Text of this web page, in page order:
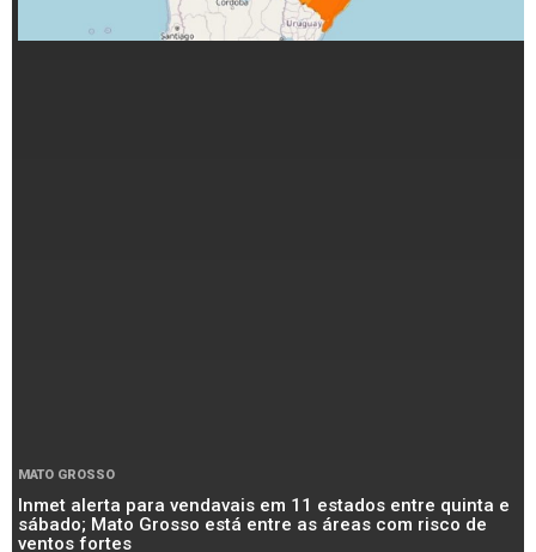
MATO GROSSO
Inmet alerta para vendavais em 11 estados entre quinta e
sábado; Mato Grosso está entre as áreas com risco de
ventos fortes